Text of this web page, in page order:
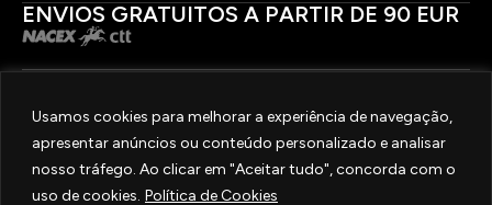
Usamos cookies para melhorar a experiência de navegação,
apresentar anúncios ou conteúdo personalizado e analisar
nosso tráfego. Ao clicar em "Aceitar tudo", concorda com o
uso de cookies. Política de Cookies
ENVIOS GRATUITOS A PARTIR DE 90 EUR
SIGA-NOS
2025 © OURIVESARIA FRADIZELA